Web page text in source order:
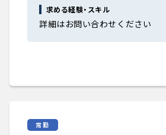
求める経験・スキル
詳細はお問い合わせください
常勤